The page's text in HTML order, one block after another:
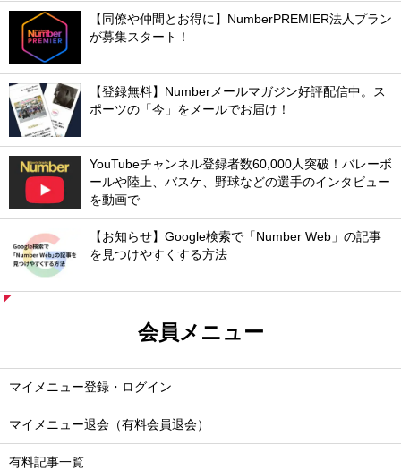
【同僚や仲間とお得に】NumberPREMIER法人プラン
が募集スタート！
【登録無料】Numberメールマガジン好評配信中。ス
ポーツの「今」をメールでお届け！
YouTubeチャンネル登録者数60,000人突破！バレーボ
ールや陸上、バスケ、野球などの選手のインタビュー
を動画で
【お知らせ】Google検索で「Number Web」の記事
を見つけやすくする方法
会員メニュー
マイメニュー登録・ログイン
マイメニュー退会（有料会員退会）
有料記事一覧